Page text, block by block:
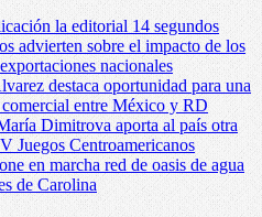
la editorial 14 segundos
advierten sobre el impacto de los
nacionales
destaca oportunidad para una
entre México y RD
Dimitrova aporta al país otra
Juegos Centroamericanos
en marcha red de oasis de agua
de Carolina